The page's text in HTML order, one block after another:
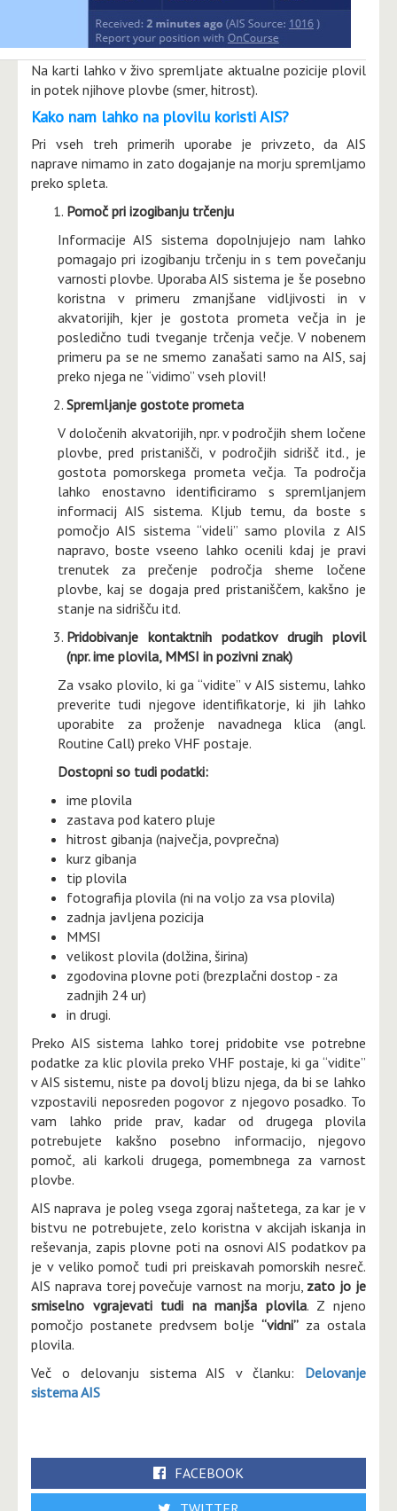
Na karti lahko v živo spremljate aktualne pozicije plovil
in potek njihove plovbe (smer, hitrost).
Kako nam lahko na plovilu koristi AIS?
Pri vseh treh primerih uporabe je privzeto, da AIS
naprave nimamo in zato dogajanje na morju spremljamo
preko spleta.
Pomoč pri izogibanju trčenju
Informacije AIS sistema dopolnjujejo nam lahko
pomagajo pri izogibanju trčenju in s tem povečanju
varnosti plovbe. Uporaba AIS sistema je še posebno
koristna v primeru zmanjšane vidljivosti in v
akvatorijih, kjer je gostota prometa večja in je
posledično tudi tveganje trčenja večje. V nobenem
primeru pa se ne smemo zanašati samo na AIS, saj
preko njega ne “vidimo” vseh plovil!
Spremljanje gostote prometa
V določenih akvatorijih, npr. v področjih shem ločene
plovbe, pred pristanišči, v področjih sidrišč itd., je
gostota pomorskega prometa večja. Ta področja
lahko enostavno identificiramo s spremljanjem
informacij AIS sistema. Kljub temu, da boste s
pomočjo AIS sistema “videli” samo plovila z AIS
napravo, boste vseeno lahko ocenili kdaj je pravi
trenutek za prečenje področja sheme ločene
plovbe, kaj se dogaja pred pristaniščem, kakšno je
stanje na sidrišču itd.
Pridobivanje kontaktnih podatkov drugih plovil
(npr. ime plovila, MMSI in pozivni znak)
Za vsako plovilo, ki ga “vidite” v AIS sistemu, lahko
preverite tudi njegove identifikatorje, ki jih lahko
uporabite za proženje navadnega klica (angl.
Routine Call) preko VHF postaje.
Dostopni so tudi podatki:
ime plovila
zastava pod katero pluje
hitrost gibanja (največja, povprečna)
kurz gibanja
tip plovila
fotografija plovila (ni na voljo za vsa plovila)
zadnja javljena pozicija
MMSI
velikost plovila (dolžina, širina)
zgodovina plovne poti (brezplačni dostop - za
zadnjih 24 ur)
in drugi.
Preko AIS sistema lahko torej pridobite vse potrebne
podatke za klic plovila preko VHF postaje, ki ga “vidite”
v AIS sistemu, niste pa dovolj blizu njega, da bi se lahko
vzpostavili neposreden pogovor z njegovo posadko. To
vam lahko pride prav, kadar od drugega plovila
potrebujete kakšno posebno informacijo, njegovo
pomoč, ali karkoli drugega, pomembnega za varnost
plovbe.
AIS naprava je poleg vsega zgoraj naštetega, za kar je v
bistvu ne potrebujete, zelo koristna v akcijah iskanja in
reševanja, zapis plovne poti na osnovi AIS podatkov pa
je v veliko pomoč tudi pri preiskavah pomorskih nesreč.
AIS naprava torej povečuje varnost na morju, zato jo je
smiselno vgrajevati tudi na manjša plovila. Z njeno
pomočjo postanete predvsem bolje “vidni” za ostala
plovila.
Več o delovanju sistema AIS v članku: Delovanje
sistema AIS
FACEBOOK